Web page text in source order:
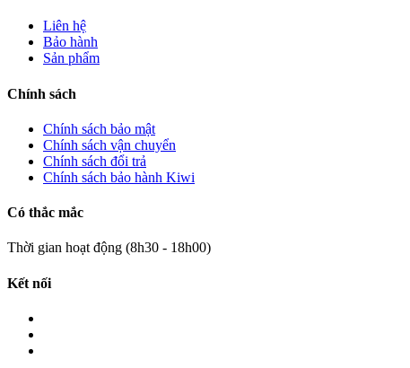
Liên hệ
Bảo hành
Sản phẩm
Chính sách
Chính sách bảo mật
Chính sách vận chuyển
Chính sách đổi trả
Chính sách bảo hành Kiwi
Có thắc mắc
Thời gian hoạt động (8h30 - 18h00)
Kết nối